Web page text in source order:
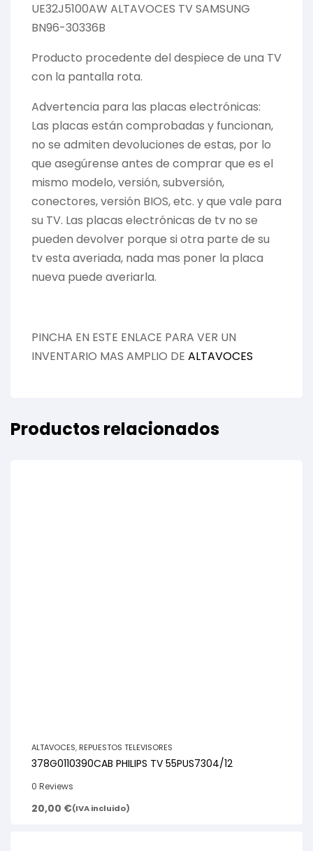
UE32J5100AW ALTAVOCES TV SAMSUNG
BN96-30336B
Producto procedente del despiece de una TV
con la pantalla rota.
Advertencia para las placas electrónicas:
Las placas están comprobadas y funcionan,
no se admiten devoluciones de estas, por lo
que asegúrense antes de comprar que es el
mismo modelo, versión, subversión,
conectores, versión BIOS, etc. y que vale para
su TV. Las placas electrónicas de tv no se
pueden devolver porque si otra parte de su
tv esta averiada, nada mas poner la placa
nueva puede averiarla.
PINCHA EN ESTE ENLACE PARA VER UN
INVENTARIO MAS AMPLIO DE ALTAVOCES
Productos relacionados
ALTAVOCES, REPUESTOS TELEVISORES
378G0110390CAB PHILIPS TV 55PUS7304/12
0 Reviews
20,00 €(IVA incluido)